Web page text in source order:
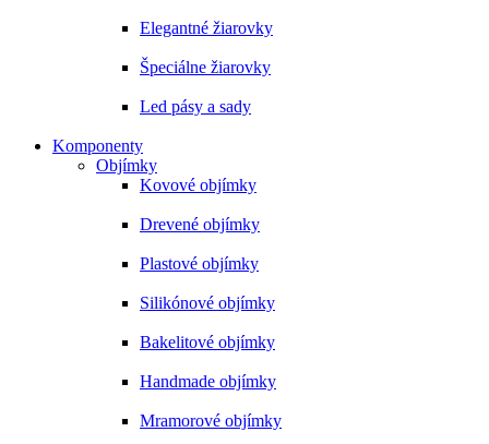
Elegantné žiarovky
Špeciálne žiarovky
Led pásy a sady
Komponenty
Objímky
Kovové objímky
Drevené objímky
Plastové objímky
Silikónové objímky
Bakelitové objímky
Handmade objímky
Mramorové objímky